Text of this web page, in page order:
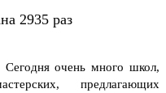
2935 раз
Сегодня очень много школ,
предлагающих